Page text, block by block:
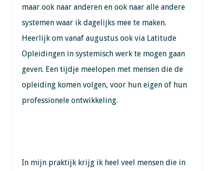
maar ook naar anderen en ook naar alle andere
systemen waar ik dagelijks mee te maken.
Heerlijk om vanaf augustus ook via Latitude
Opleidingen in systemisch werk te mogen gaan
geven. Een tijdje meelopen met mensen die de
opleiding komen volgen, voor hun eigen of hun
professionele ontwikkeling.
In mijn praktijk krijg ik heel veel mensen die in